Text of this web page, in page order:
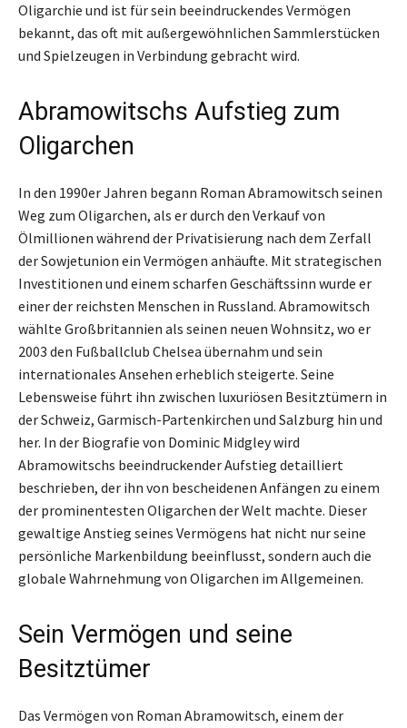
Oligarchie und ist für sein beeindruckendes Vermögen
bekannt, das oft mit außergewöhnlichen Sammlerstücken
und Spielzeugen in Verbindung gebracht wird.
Abramowitschs Aufstieg zum
Oligarchen
In den 1990er Jahren begann Roman Abramowitsch seinen
Weg zum Oligarchen, als er durch den Verkauf von
Ölmillionen während der Privatisierung nach dem Zerfall
der Sowjetunion ein Vermögen anhäufte. Mit strategischen
Investitionen und einem scharfen Geschäftssinn wurde er
einer der reichsten Menschen in Russland. Abramowitsch
wählte Großbritannien als seinen neuen Wohnsitz, wo er
2003 den Fußballclub Chelsea übernahm und sein
internationales Ansehen erheblich steigerte. Seine
Lebensweise führt ihn zwischen luxuriösen Besitztümern in
der Schweiz, Garmisch-Partenkirchen und Salzburg hin und
her. In der Biografie von Dominic Midgley wird
Abramowitschs beeindruckender Aufstieg detailliert
beschrieben, der ihn von bescheidenen Anfängen zu einem
der prominentesten Oligarchen der Welt machte. Dieser
gewaltige Anstieg seines Vermögens hat nicht nur seine
persönliche Markenbildung beeinflusst, sondern auch die
globale Wahrnehmung von Oligarchen im Allgemeinen.
Sein Vermögen und seine
Besitztümer
Das Vermögen von Roman Abramowitsch, einem der